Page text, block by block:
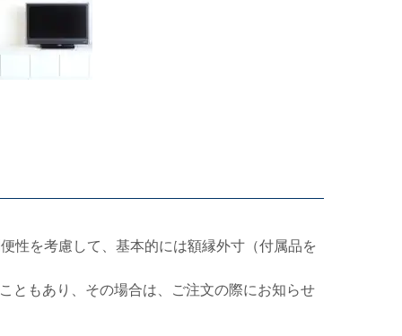
性を考慮して、基本的には額縁外寸（付属品を
ともあり、その場合は、ご注文の際にお知らせ